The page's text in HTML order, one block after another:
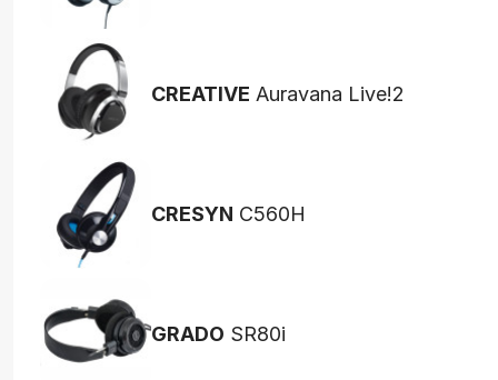
CREATIVE Auravana Live!2
CRESYN C560H
GRADO SR80i